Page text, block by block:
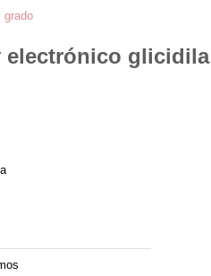
grado
electrónico glicidila